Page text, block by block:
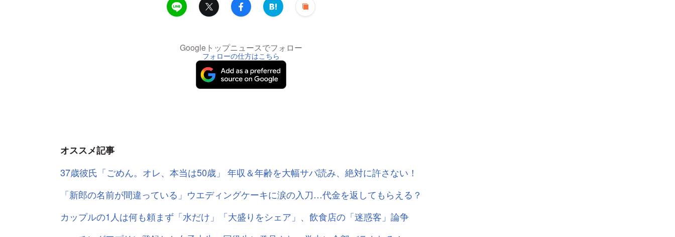
Googleトップニュースでフォロー
フォローの仕方はこちら
オススメ記事
37歳彼氏「ごめん。オレ、本当は50歳」 年収＆年齢を大幅サバ読み、絶対に許さない！
「新郎の名前が間違っている」ウエディングケーキに涙の入刀…代金を返してもらえる？
カップルの1人は何も頼まず「水だけ」「大盛りをシェア」、飲食店の「迷惑客」論争